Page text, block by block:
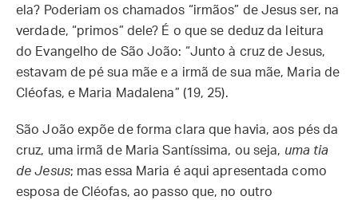
ela? Poderiam os chamados “irmãos” de Jesus ser, na
verdade, “primos” dele? É o que se deduz da leitura
do Evangelho de São João: “Junto à cruz de Jesus,
estavam de pé sua mãe e a irmã de sua mãe, Maria de
Cléofas, e Maria Madalena” (19, 25).
São João expõe de forma clara que havia, aos pés da
cruz, uma irmã de Maria Santíssima, ou seja, uma tia
de Jesus; mas essa Maria é aqui apresentada como
esposa de Cléofas, ao passo que, no outro